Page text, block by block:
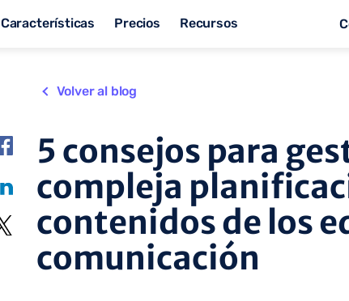
Características Precios Recursos
Volver al blog
5 consejos para
compleja
contenidos de los
comunicación